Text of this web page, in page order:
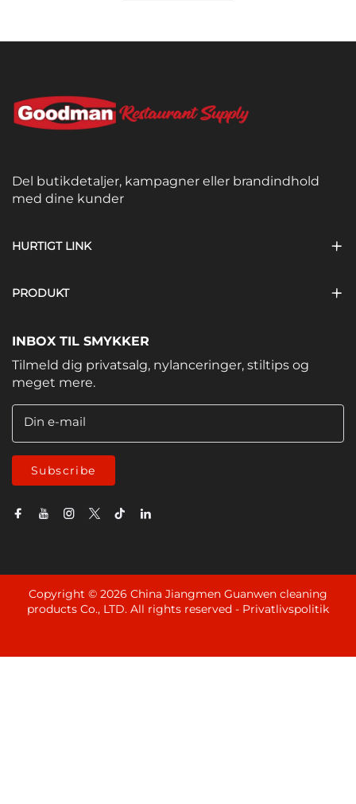
Del butikdetaljer, kampagner eller brandindhold
med dine kunder
HURTIGT LINK
PRODUKT
INBOX TIL SMYKKER
Tilmeld dig privatsalg, nylanceringer, stiltips og
meget mere.
Din e-mail
Subscribe
Copyright © 2026 China Jiangmen Guanwen cleaning
products Co., LTD. All rights reserved - Privatlivspolitik